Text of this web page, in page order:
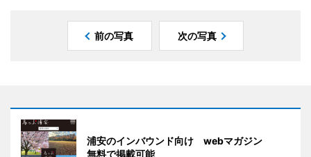
前の写真 次の写真
浦安のインバウンド向け webマガジン
無料で掲載可能